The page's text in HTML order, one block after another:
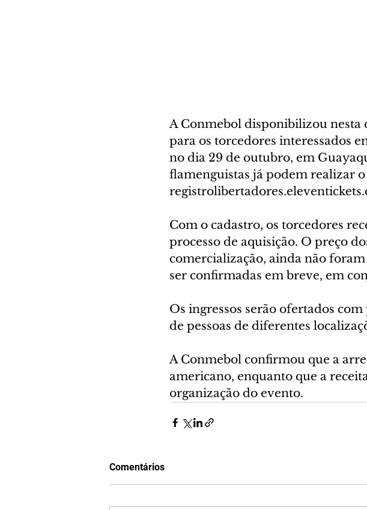
A Conmebol disponibilizou nesta
para os torcedores interessados
no dia 29 de outubro, em
flamenguistas já podem realizar
Com o cadastro, os torcedores
processo de aquisição. O preço
comercialização, ainda não
ser confirmadas em breve, em
Os ingressos serão ofertados
de pessoas de diferentes
A Conmebol confirmou que a
americano, enquanto que a
organização do evento.
Comentários